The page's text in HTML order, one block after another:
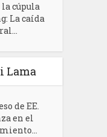
la cúpula
La caída
Lama
de EE.
en el